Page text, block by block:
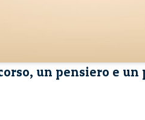
un pensiero e